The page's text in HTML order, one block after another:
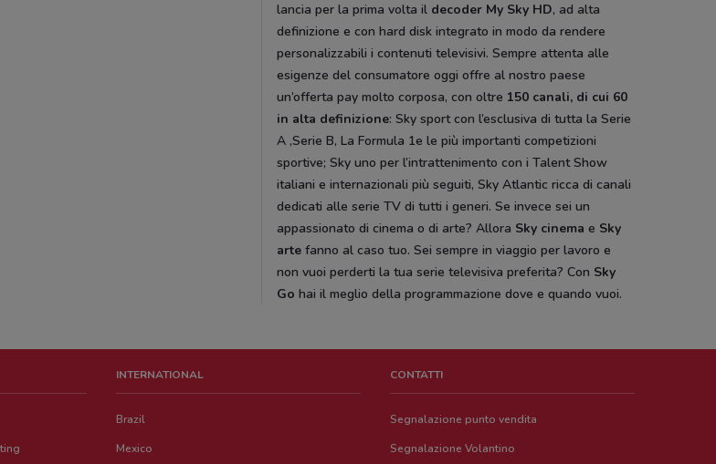
lancia per la prima volta il decoder My Sky HD, ad alta
definizione e con hard disk integrato in modo da rendere
personalizzabili i contenuti televisivi. Sempre attenta alle
esigenze del consumatore oggi offre al nostro paese
un’offerta pay molto corposa, con oltre 150 canali, di cui 60
in alta definizione: Sky sport con l’esclusiva di tutta la Serie
A ,Serie B, La Formula 1e le più importanti competizioni
sportive; Sky uno per l’intrattenimento con i Talent Show
italiani e internazionali più seguiti, Sky Atlantic ricca di canali
dedicati alle serie TV di tutti i generi. Se invece sei un
appassionato di cinema o di arte? Allora Sky cinema e Sky
arte fanno al caso tuo. Sei sempre in viaggio per lavoro e
non vuoi perderti la tua serie televisiva preferita? Con Sky
Go hai il meglio della programmazione dove e quando vuoi.
INTERNATIONAL
Brazil
Mexico
CONTATTI
Segnalazione punto vendita
Segnalazione Volantino